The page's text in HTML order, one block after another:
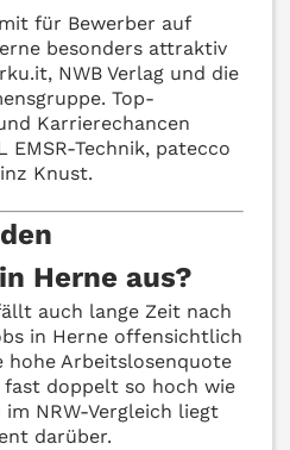
für Bewerber auf
besonders attraktiv
NWB Verlag und die
Top-
Karrierechancen
EMSR-Technik, patecco
Knust.
Herne aus?
auch lange Zeit nach
in Herne offensichtlich
hohe Arbeitslosenquote
fast doppelt so hoch wie
NRW-Vergleich liegt
darüber.